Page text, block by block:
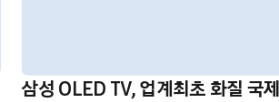
삼성 OLED TV, 업계최초 화질 국